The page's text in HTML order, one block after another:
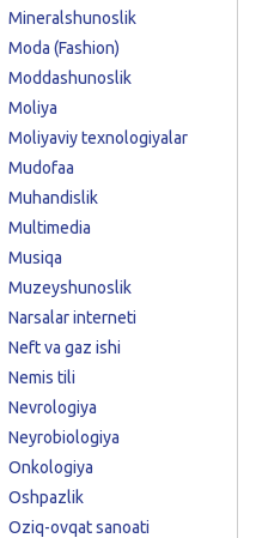
Mineralshunoslik
Moda (Fashion)
Moddashunoslik
Moliya
Moliyaviy texnologiyalar
Mudofaa
Muhandislik
Multimedia
Musiqa
Muzeyshunoslik
Narsalar interneti
Neft va gaz ishi
Nemis tili
Nevrologiya
Neyrobiologiya
Onkologiya
Oshpazlik
Oziq-ovqat sanoati